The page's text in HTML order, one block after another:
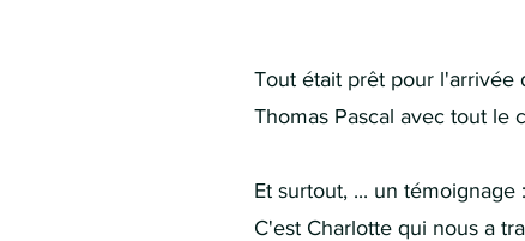
Tout était prêt pour l'arrivée
Thomas Pascal avec tout le
Et surtout, ... un témoignage :
C'est Charlotte qui nous a